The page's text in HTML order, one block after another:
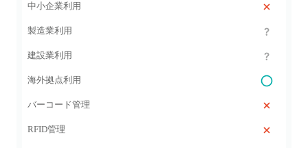
中小企業利用
製造業利用
建設業利用
海外拠点利用
バーコード管理
RFID管理